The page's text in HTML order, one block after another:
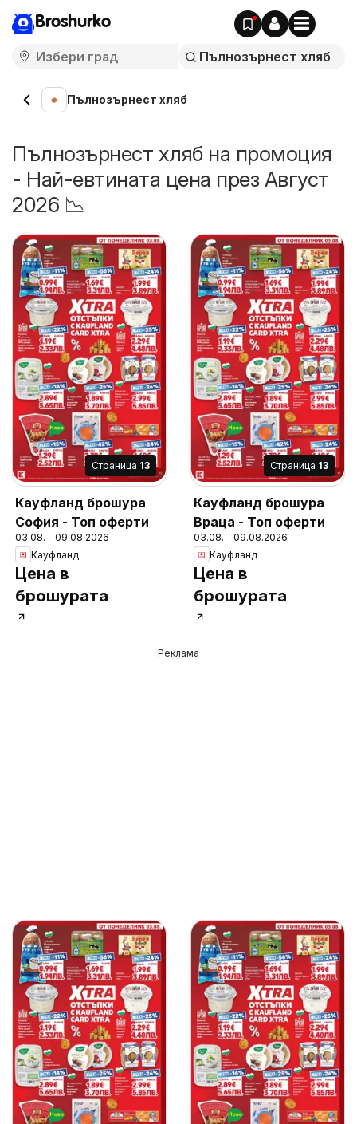
Broshurko
Пълнозърнест хляб
Пълнозърнест хляб на промоция
- Най-евтината цена през Август
2026 📉
Cтраница 13
Кауфланд брошура
София - Топ оферти
03.08. - 09.08.2026
Кауфланд
Цена в
брошурата
Cтраница 13
Кауфланд брошура
Враца - Топ оферти
03.08. - 09.08.2026
Кауфланд
Цена в
брошурата
Реклама